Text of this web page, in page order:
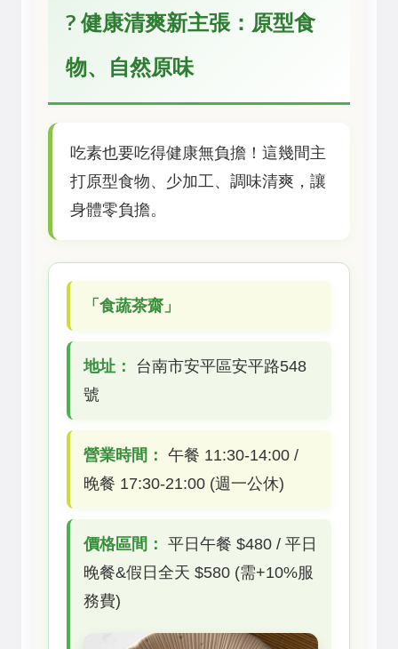
? 健康清爽新主張：原型食
物、自然原味
吃素也要吃得健康無負擔！這幾間主
打原型食物、少加工、調味清爽，讓
身體零負擔。
「食蔬茶齋」
地址：
台南市安平區安平路548
號
營業時間： 午餐 11:30-14:00 /
晚餐 17:30-21:00 (週一公休)
價格區間： 平日午餐 $480 / 平日
晚餐&假日全天 $580 (需+10%服
務費)